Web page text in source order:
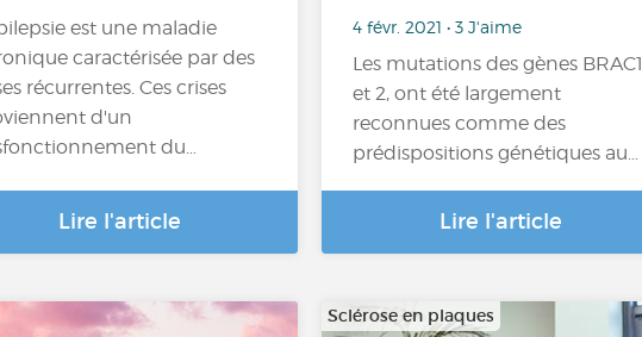
est une maladie
caractérisée par des
récurrentes. Ces crises
d'un
du…
Lire l'article
4 févr. 2021 • 3 J'aime
Les mutations des gènes BRAC1
et 2, ont été largement
reconnues comme des
prédispositions génétiques au…
Lire l'article
Sclérose en plaques